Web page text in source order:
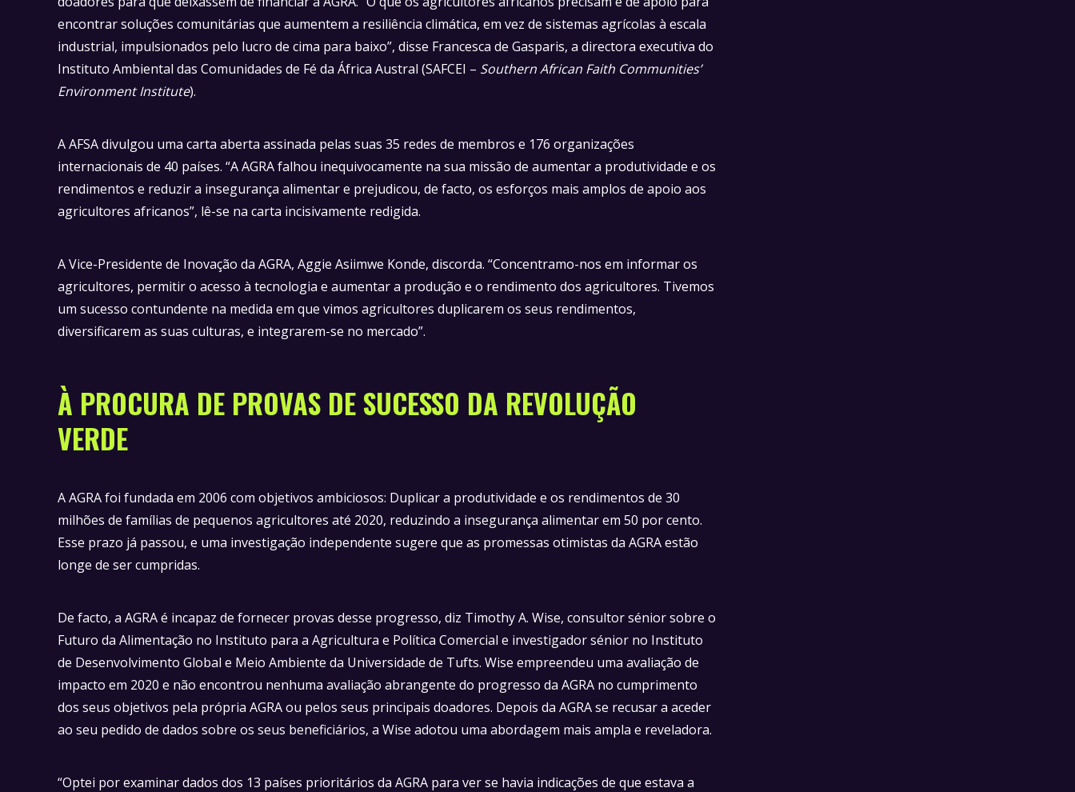
encontrar soluções comunitárias que aumentem a resiliência climática, em vez de sistemas agrícolas à escala
industrial, impulsionados pelo lucro de cima para baixo”, disse Francesca de Gasparis, a directora executiva do
Instituto Ambiental das Comunidades de Fé da África Austral (SAFCEI – Southern African Faith Communities’
Environment Institute).
A AFSA divulgou uma carta aberta assinada pelas suas 35 redes de membros e 176 organizações
internacionais de 40 países. “A AGRA falhou inequivocamente na sua missão de aumentar a produtividade e os
rendimentos e reduzir a insegurança alimentar e prejudicou, de facto, os esforços mais amplos de apoio aos
agricultores africanos”, lê-se na carta incisivamente redigida.
A Vice-Presidente de Inovação da AGRA, Aggie Asiimwe Konde, discorda. “Concentramo-nos em informar os
agricultores, permitir o acesso à tecnologia e aumentar a produção e o rendimento dos agricultores. Tivemos
um sucesso contundente na medida em que vimos agricultores duplicarem os seus rendimentos,
diversificarem as suas culturas, e integrarem-se no mercado”.
À PROCURA DE PROVAS DE SUCESSO DA REVOLUÇÃO
VERDE
A AGRA foi fundada em 2006 com objetivos ambiciosos: Duplicar a produtividade e os rendimentos de 30
milhões de famílias de pequenos agricultores até 2020, reduzindo a insegurança alimentar em 50 por cento.
Esse prazo já passou, e uma investigação independente sugere que as promessas otimistas da AGRA estão
longe de ser cumpridas.
De facto, a AGRA é incapaz de fornecer provas desse progresso, diz Timothy A. Wise, consultor sénior sobre o
Futuro da Alimentação no Instituto para a Agricultura e Política Comercial e investigador sénior no Instituto
de Desenvolvimento Global e Meio Ambiente da Universidade de Tufts. Wise empreendeu uma avaliação de
impacto em 2020 e não encontrou nenhuma avaliação abrangente do progresso da AGRA no cumprimento
dos seus objetivos pela própria AGRA ou pelos seus principais doadores. Depois da AGRA se recusar a aceder
ao seu pedido de dados sobre os seus beneficiários, a Wise adotou uma abordagem mais ampla e reveladora.
“Optei por examinar dados dos 13 países prioritários da AGRA para ver se havia indicações de que estava a